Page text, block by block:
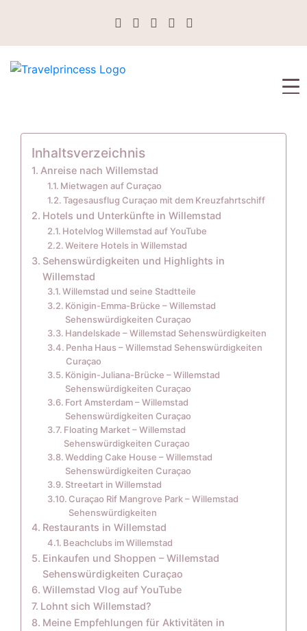
Inhaltsverzeichnis
Anreise nach Willemstad
Mietwagen auf Curaçao
Tagesausflug Curaçao mit dem Kreuzfahrtschiff
Hotels und Unterkünfte in Willemstad
Hotelvlog Willemstad auf YouTube
Weitere Hotels in Willemstad
Sehenswürdigkeiten und Highlights in
Willemstad
Willemstad und seine Stadtteile
Königin-Emma-Brücke – Willemstad
Sehenswürdigkeiten Curaçao
Handelskade – Willemstad Sehenswürdigkeiten
Penha Haus – Willemstad Sehenswürdigkeiten
Curaçao
Königin-Juliana-Brücke – Willemstad
Sehenswürdigkeiten Curaçao
Fort Amsterdam – Willemstad
Sehenswürdigkeiten Curaçao
Floating Market – Willemstad
Sehenswürdigkeiten Curaçao
Wedding Cake House – Willemstad
Sehenswürdigkeiten Curaçao
Streetart in Willemstad
Curaçao Rif Mangrove Park – Willemstad
Sehenswürdigkeiten
Restaurants in Willemstad
Beachclubs im Willemstad
Einkaufen und Shoppen – Willemstad
Sehenswürdigkeiten Curaçao
Willemstad Vlog auf YouTube
Lohnt sich Willemstad?
Meine Empfehlungen für Aktivitäten in